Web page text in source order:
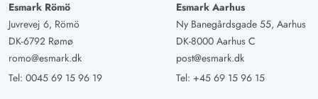
Esmark Römö
Juvrevej 6, Römö
DK-6792 Rømø
romo@esmark.dk
Tel: 0045 69 15 96 19
Esmark Aarhus
Ny Banegårdsgade 55, Aarhus
DK-8000 Aarhus C
post@esmark.dk
Tel: +45 69 15 96 15